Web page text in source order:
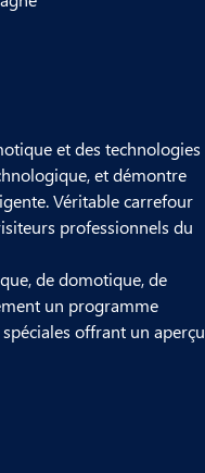
et des technologies
et démontre
Véritable carrefour
professionnels du
de domotique, de
un programme
offrant un aperçu